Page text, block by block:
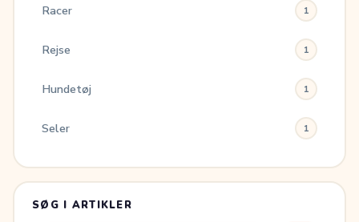
Racer 1
Rejse 1
Hundetøj 1
Seler 1
SØG I ARTIKLER